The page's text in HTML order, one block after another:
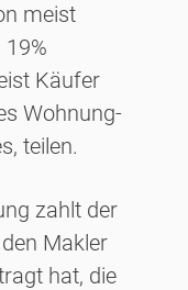
meist
Käufer
Wohnung-
teilen.
zahlt der
Makler
hat, die